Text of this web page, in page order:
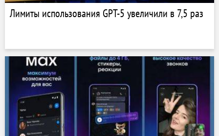
Лимиты использования GPT-5 увеличили в 7,5 раз